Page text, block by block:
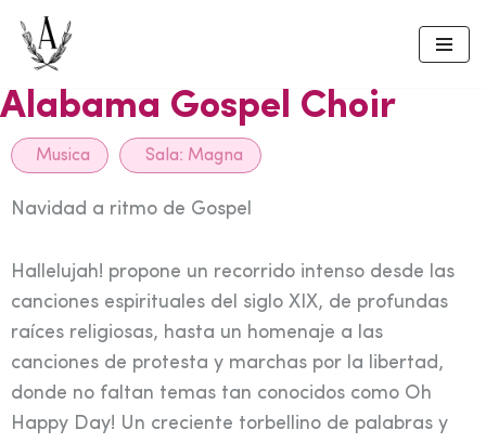
Skip
to
content
Alabama Gospel Choir
Musica Sala: Magna
Navidad a ritmo de Gospel
Hallelujah! propone un recorrido intenso desde las
canciones espirituales del siglo XIX, de profundas
raíces religiosas, hasta un homenaje a las
canciones de protesta y marchas por la libertad,
donde no faltan temas tan conocidos como Oh
Happy Day! Un creciente torbellino de palabras y